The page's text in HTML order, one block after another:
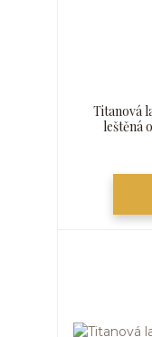
Titanová
leštěná